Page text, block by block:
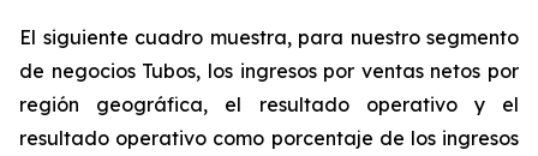
El siguiente cuadro muestra, para nuestro segmento
de negocios Tubos, los ingresos por ventas netos por
región geográfica, el resultado operativo y el
resultado operativo como porcentaje de los ingresos